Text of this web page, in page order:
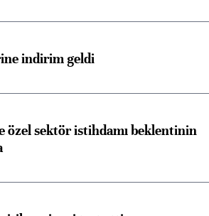
indirim geldi
özel sektör istihdamı beklentinin